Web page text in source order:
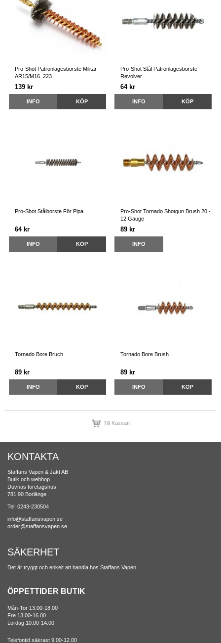
Pro-Shot Patronlägesborste Militär
AR15/M16 .223
139 kr
INFO KÖP
Pro-Shot Stål Patronlägesborste
Revolver
64 kr
INFO KÖP
Pro-Shot Stålborste För Pipa
64 kr
INFO KÖP
Pro-Shot Tornado Shotgun Brush 20 -
12 Gauge
89 kr
INFO
Tornado Bore Bruch
89 kr
INFO KÖP
Tornado Bore Brush
89 kr
INFO KÖP
Till Kassan
KONTAKTA
Staffans Vapen & Jakt AB
Butik och webhop
Duvnäs företagshus,
781 90 Borlänge
Tel: 0243-230504
info@staffansvapen.se
order@staffansvapen.se
SÄKERHET
Det är tryggt och enkelt att handla hos Staffans Vapen.
ÖPPETTIDER BUTIK
Mån-Tor 13.00-18.00
Fre 13.00-16.00
Lördag 10.00-14.00
Telefontid säkrast 9.00-12.00